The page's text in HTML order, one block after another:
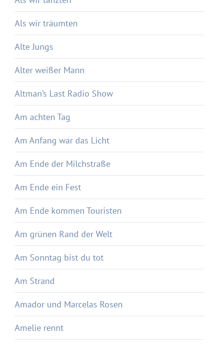
Als wir träumten
Alte Jungs
Alter weißer Mann
Altman’s Last Radio Show
Am achten Tag
Am Anfang war das Licht
Am Ende der Milchstraße
Am Ende ein Fest
Am Ende kommen Touristen
Am grünen Rand der Welt
Am Sonntag bist du tot
Am Strand
Amador und Marcelas Rosen
Amelie rennt